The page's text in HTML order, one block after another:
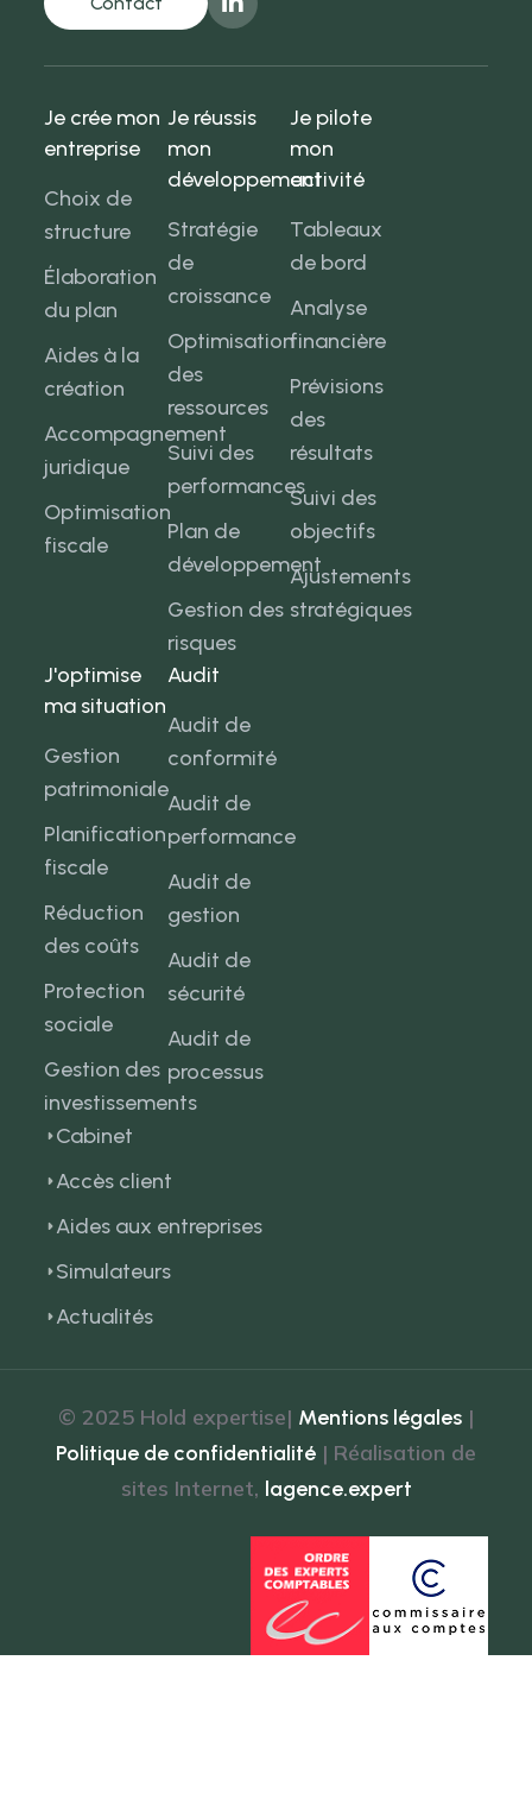
Je crée mon
entreprise
Choix de
structure
Élaboration
du plan
Aides à la
création
Accompagnement
juridique
Optimisation
fiscale
Je réussis
mon
développement
Stratégie
de
croissance
Optimisation
des
ressources
Suivi des
performances
Plan de
développement
Gestion des
risques
Je pilote
mon
activité
Tableaux
de bord
Analyse
financière
Prévisions
des
résultats
Suivi des
objectifs
Ajustements
stratégiques
J'optimise
ma situation
Gestion
patrimoniale
Planification
fiscale
Réduction
des coûts
Protection
sociale
Gestion des
investissements
Audit
Audit de
conformité
Audit de
performance
Audit de
gestion
Audit de
sécurité
Audit de
processus
Cabinet
Accès client
Aides aux entreprises
Simulateurs
Actualités
© 2025 Hold expertise| Mentions légales |
Politique de confidentialité | Réalisation de
sites Internet, lagence.expert